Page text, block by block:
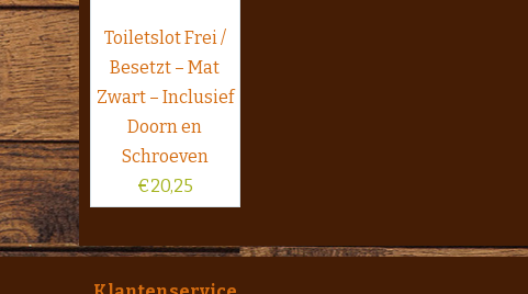
Toiletslot Frei /
Besetzt – Mat
Zwart – Inclusief
Doorn en
Schroeven
€20,25